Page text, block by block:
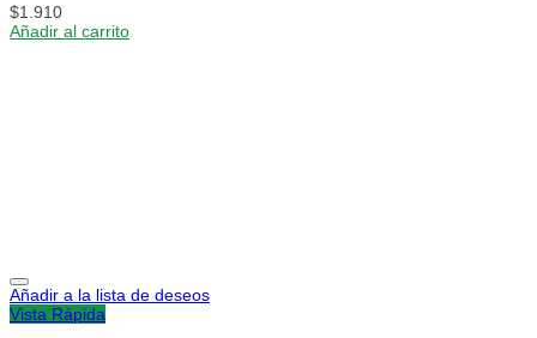
$1.910
Añadir al carrito
Añadir a la lista de deseos
Vista Rápida